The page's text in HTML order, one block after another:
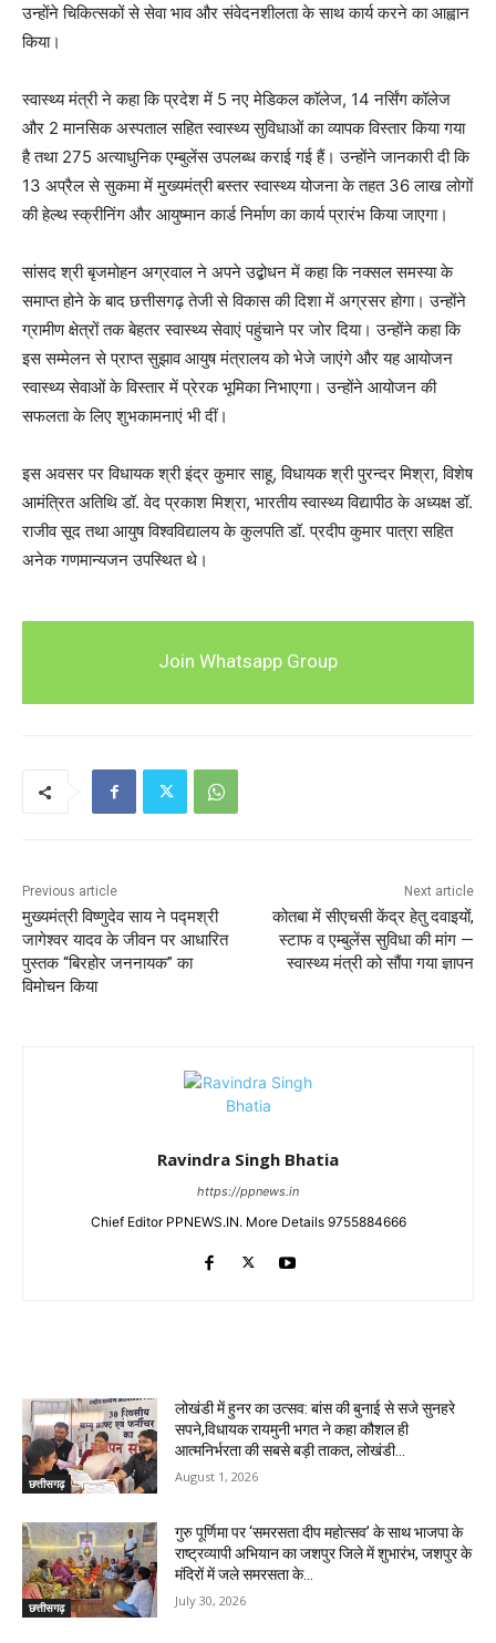
उन्होंने चिकित्सकों से सेवा भाव और संवेदनशीलता के साथ कार्य करने का आह्वान
किया।
स्वास्थ्य मंत्री ने कहा कि प्रदेश में 5 नए मेडिकल कॉलेज, 14 नर्सिंग कॉलेज
और 2 मानसिक अस्पताल सहित स्वास्थ्य सुविधाओं का व्यापक विस्तार किया गया
है तथा 275 अत्याधुनिक एम्बुलेंस उपलब्ध कराई गई हैं। उन्होंने जानकारी दी कि
13 अप्रैल से सुकमा में मुख्यमंत्री बस्तर स्वास्थ्य योजना के तहत 36 लाख लोगों
की हेल्थ स्क्रीनिंग और आयुष्मान कार्ड निर्माण का कार्य प्रारंभ किया जाएगा।
सांसद श्री बृजमोहन अग्रवाल ने अपने उद्बोधन में कहा कि नक्सल समस्या के
समाप्त होने के बाद छत्तीसगढ़ तेजी से विकास की दिशा में अग्रसर होगा। उन्होंने
ग्रामीण क्षेत्रों तक बेहतर स्वास्थ्य सेवाएं पहुंचाने पर जोर दिया। उन्होंने कहा कि
इस सम्मेलन से प्राप्त सुझाव आयुष मंत्रालय को भेजे जाएंगे और यह आयोजन
स्वास्थ्य सेवाओं के विस्तार में प्रेरक भूमिका निभाएगा। उन्होंने आयोजन की
सफलता के लिए शुभकामनाएं भी दीं।
इस अवसर पर विधायक श्री इंद्र कुमार साहू, विधायक श्री पुरन्दर मिश्रा, विशेष
आमंत्रित अतिथि डॉ. वेद प्रकाश मिश्रा, भारतीय स्वास्थ्य विद्यापीठ के अध्यक्ष डॉ.
राजीव सूद तथा आयुष विश्वविद्यालय के कुलपति डॉ. प्रदीप कुमार पात्रा सहित
अनेक गणमान्यजन उपस्थित थे।
Join Whatsapp Group
Previous article
मुख्यमंत्री विष्णुदेव साय ने पद्मश्री
जागेश्वर यादव के जीवन पर आधारित
पुस्तक “बिरहोर जननायक” का
विमोचन किया
Next article
कोतबा में सीएचसी केंद्र हेतु दवाइयों,
स्टाफ व एम्बुलेंस सुविधा की मांग —
स्वास्थ्य मंत्री को सौंपा गया ज्ञापन
Ravindra Singh Bhatia
https://ppnews.in
Chief Editor PPNEWS.IN. More Details 9755884666
छत्तीसगढ़
लोखंडी में हुनर का उत्सव: बांस की बुनाई से सजे सुनहरे
सपने,विधायक रायमुनी भगत ने कहा कौशल ही
आत्मनिर्भरता की सबसे बड़ी ताकत, लोखंडी...
August 1, 2026
छत्तीसगढ़
गुरु पूर्णिमा पर ‘समरसता दीप महोत्सव’ के साथ भाजपा के
राष्ट्रव्यापी अभियान का जशपुर जिले में शुभारंभ, जशपुर के
मंदिरों में जले समरसता के...
July 30, 2026